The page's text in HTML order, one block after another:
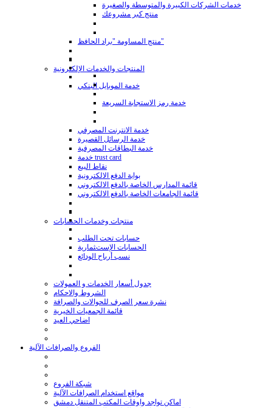
خدمات الشركات الكبيرة والمتوسطة والصغيرة
منتج كبر مشروعك
منتج المساومة "براد الحافظ"
المنتجات والخدمات الإلكترونية
خدمة الموبايل البنكي
خدمة رمز الاستجابة السريعة
خدمة الانترنت المصرفي
خدمة الرسائل القصيرة
خدمة البطاقات المصرفية
خدمة trust card
نقاط البيع
بوابة الدفع الالكترونية
قائمة المدارس الخاصة بالدفع الالكتروني
قائمة الجامعات الخاصة بالدفع الالكتروني
منتجات وخدمات الحسابات
حسابات تحت الطلب
الحسابات الإستثمارية
نسب أرباح الودائع
جدول أسعار الخدمات و العمولات
الشروط والاحكام
نشرة سعر الصرف للحوالات والصرافة
قائمة الجمعيات الخيرية
اضاحي العيد
الفروع والصرافات الآلية
شبكة الفروع
مواقع استخدام الصرافات الآلية
اماكن تواجد واوقات المكتب المتنقل دمشق